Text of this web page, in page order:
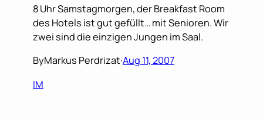
8 Uhr Samstagmorgen, der Breakfast Room
des Hotels ist gut gefüllt… mit Senioren. Wir
zwei sind die einzigen Jungen im Saal.
ByMarkus Perdrizat·Aug 11, 2007
IM